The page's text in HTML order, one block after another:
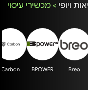
ויופי > מכשירי עיסוי
Breo
BPOWER
Carbon